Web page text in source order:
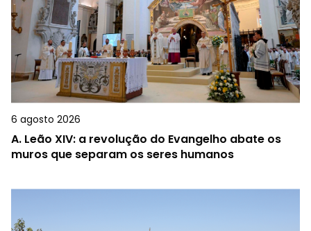
6 agosto 2026
A. Leão XIV: a revolução do Evangelho abate os
muros que separam os seres humanos